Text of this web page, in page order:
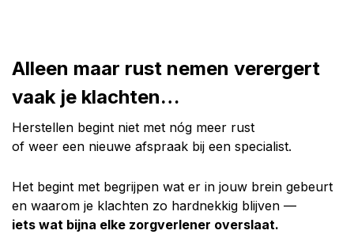
Alleen maar rust nemen verergert
vaak je klachten…
Herstellen begint niet met nóg meer rust
of weer een nieuwe afspraak bij een specialist.
Het begint met begrijpen wat er in jouw brein gebeurt
en waarom je klachten zo hardnekkig blijven —
iets wat bijna elke zorgverlener overslaat.